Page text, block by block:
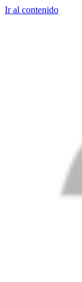
Ir al contenido